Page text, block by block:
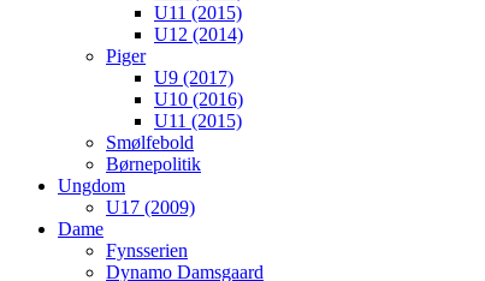
U11 (2015)
U12 (2014)
Piger
U9 (2017)
U10 (2016)
U11 (2015)
Smølfebold
Børnepolitik
Ungdom
U17 (2009)
Dame
Fynsserien
Dynamo Damsgaard